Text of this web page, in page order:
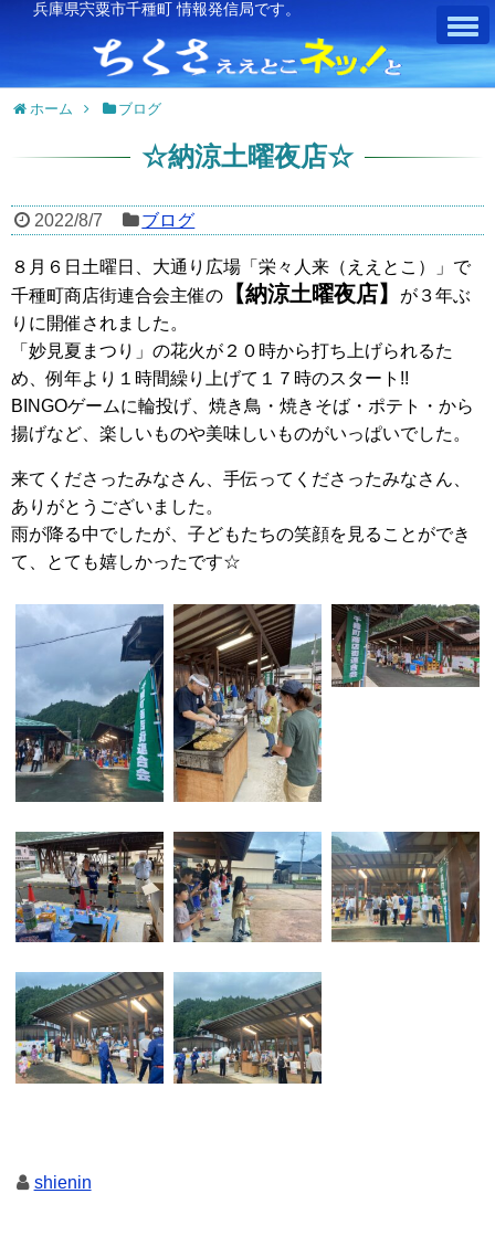
兵庫県宍粟市千種町 情報発信局です。
ホーム ブログ
☆納涼土曜夜店☆
2022/8/7 ブログ
８月６日土曜日、大通り広場「栄々人来（ええとこ）」で
千種町商店街連合会主催の
【納涼土曜夜店】
が３年ぶ
りに開催されました。
「妙見夏まつり」の花火が２０時から打ち上げられるた
め、例年より１時間繰り上げて１７時のスタート!!
BINGOゲームに輪投げ、焼き鳥・焼きそば・ポテト・から
揚げなど、楽しいものや美味しいものがいっぱいでした。
来てくださったみなさん、手伝ってくださったみなさん、
ありがとうございました。
雨が降る中でしたが、子どもたちの笑顔を見ることができ
て、とても嬉しかったです☆
shienin